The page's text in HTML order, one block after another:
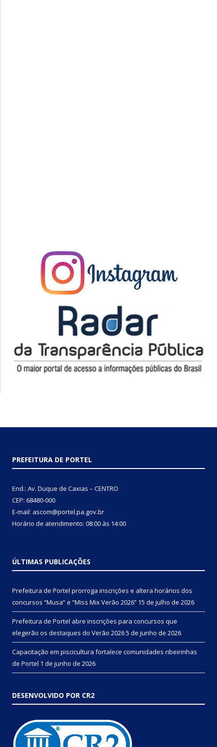
PREFEITURA DE PORTEL
End.: Av. Duque de Caxias – CENTRO
CEP: 68480-000
E-mail: ascom@portel.pa.gov.br
Horário de atendimento: 08:00 às 14:00
ÚLTIMAS PUBLICAÇÕES
Prefeitura de Portel prorroga inscrições e altera horários dos
concursos “Musa” e “Miss Mix Verão 2026” 15 de julho de 2026
Prefeitura de Portel abre inscrições para concursos que
elegerão os destaques do Verão 20265 de junho de 2026
Capacitação em piscicultura fortalece comunidades ribeirinhas
de Portel 1 de junho de 2026
DESENVOLVIDO POR CR2